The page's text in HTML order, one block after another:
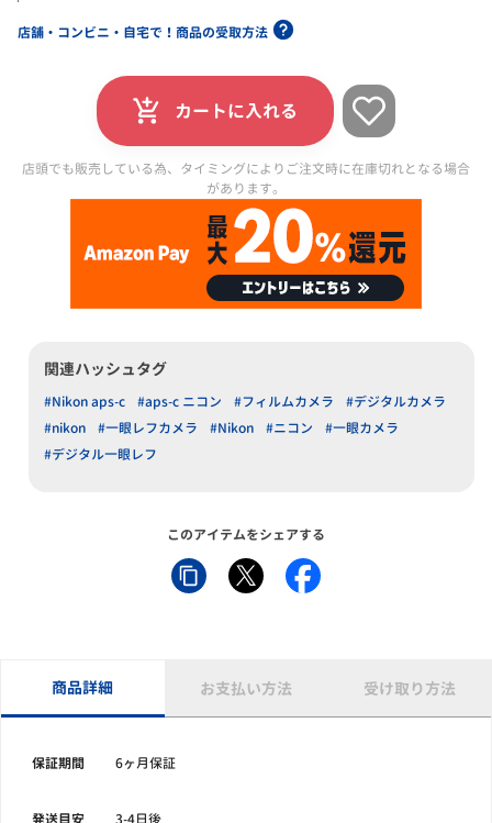
店舗・コンビニ・自宅で！商品の受取方法
カートに入れる
店頭でも販売している為、タイミングによりご注文時に在庫切れとなる場合
があります。
関連ハッシュタグ
#Nikon aps-c #aps-c ニコン #フィルムカメラ
#デジタルカメラ
#nikon
#一眼レフカメラ #Nikon #ニコン
#一眼カメラ
#デジタル一眼レフ
このアイテムをシェアする
商品詳細 お支払い方法 受け取り方法
保証期間 6ヶ月保証
発送目安 3-4日後